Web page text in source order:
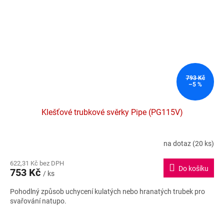
793 Kč
–5 %
Klešťové trubkové svěrky Pipe (PG115V)
na dotaz (20 ks)
622,31 Kč bez DPH
753 Kč / ks
Do košíku
Pohodlný způsob uchycení kulatých nebo hranatých trubek pro
svařování natupo.